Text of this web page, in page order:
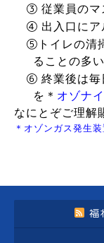
③ 従業員のマ
④ 出入口にア
⑤ トイレの清
ることの多
⑥ 終業後は毎
を＊ オゾナ
なにとぞご理解
＊オゾンガス発生装
福